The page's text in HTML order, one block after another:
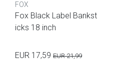
FOX
Fox Black Label Bankst
icks 18 inch
EUR 17,59 EUR 21,99